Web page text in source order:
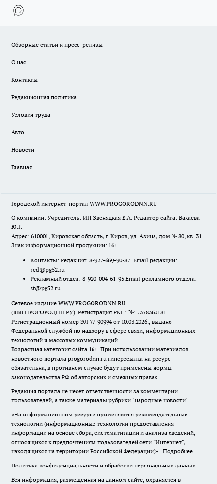
Обзорные статьи и пресс-релизы
О нас
Контакты
Редакционная политика
Условия труда
Авто
Новости
Главная
Городской интернет-портал WWW.PROGORODNN.RU
О компании: Учредитель: ИП Звеняцкая Е.А. Редактор сайта: Бакаева
Ю.Г.
Адрес: 610001, Кировская область, г. Киров, ул. Азина, дом № 80, кв. 31
Знак информационной продукции: 16+
Контакты: Редакция: 8-927-669-90-87 Email редакции:
red@pg52.ru
Рекламный отдел: 8-920-004-61-95 Email рекламного отдела:
st@pg52.ru
Сетевое издание WWW.PROGORODNN.RU
(ВВВ.ПРОГОРОДНН.РУ). Регистрация РКН: №: 7378360181.
Регистрационный номер ЭЛ 77-90994 от 10.03.2026., выдано
Федеральной службой по надзору в сфере связи, информационных
технологий и массовых коммуникаций.
Возрастная категория сайта 16+. При использовании материалов
новостного портала progorodnn.ru гиперссылка на ресурс
обязательна, в противном случае будут применены нормы
законодательства РФ об авторских и смежных правах.
Редакция портала не несет ответственности за комментарии
пользователей, а также материалы рубрики "народные новости".
«На информационном ресурсе применяются рекомендательные
технологии (информационные технологии предоставления
информации на основе сбора, систематизации и анализа сведений,
относящихся к предпочтениям пользователей сети "Интернет",
находящихся на территории Российской Федерации)». Подробнее
Политика конфиденциальности и обработки персональных данных
Вся информация, размещенная на данном сайте, охраняется в